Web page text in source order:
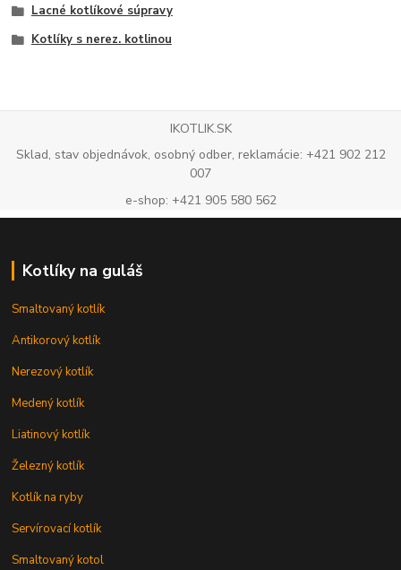
Lacné kotlíkové súpravy
Kotlíky s nerez. kotlinou
IKOTLIK.SK
Sklad, stav objednávok, osobný odber, reklamácie: +421 902 212
007
e-shop: +421 905 580 562
Kotlíky na guláš
Smaltovaný kotlík
Antikorový kotlík
Nerezový kotlík
Medený kotlík
Liatinový kotlík
Železný kotlík
Kotlík na ryby
Servírovací kotlík
Smaltovaný kotol